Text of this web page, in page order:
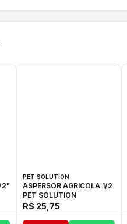
PET SOLUTION
ASPERSOR AGRICOLA 1/2
PET SOLUTION
R$ 25,75